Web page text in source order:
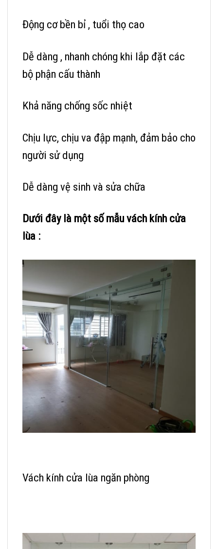
Động cơ bền bỉ , tuổi thọ cao
Dễ dàng , nhanh chóng khi lắp đặt các
bộ phận cấu thành
Khả năng chống sốc nhiệt
Chịu lực, chịu va đập mạnh, đảm bảo cho
người sử dụng
Dễ dàng vệ sinh và sửa chữa
Dưới đây là một số mẫu vách kính cửa
lùa :
Vách kính cửa lùa ngăn phòng